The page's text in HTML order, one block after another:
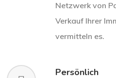
Netzwerk von
Verkauf Ihrer
vermitteln es.
Persönlich